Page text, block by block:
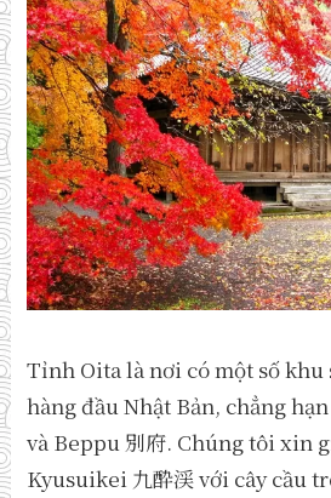
Tỉnh Oita là nơi có một số
hàng đầu Nhật Bản, chẳng
và Beppu 別府. Chúng tôi xin
Kyusuikei 九酔渓 với cây cầu